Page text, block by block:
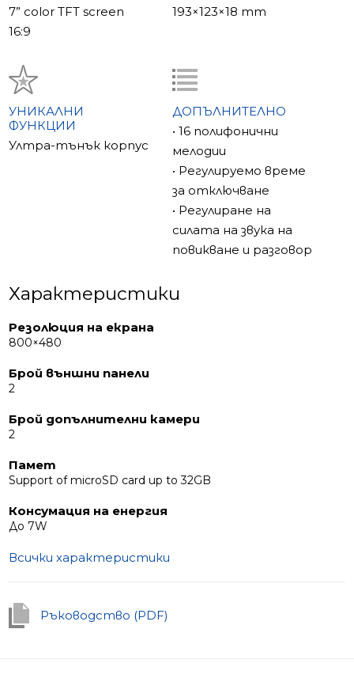
Съвместимост
SM-07M е съвместим с почти всички аналогови
стандарти.
7” color TFT screen
16:9
193×123×18 mm
УНИКАЛНИ
ФУНКЦИИ
Ултра-тънък корпус
ДОПЪЛНИТЕЛНО
• 16 полифонични
мелодии
• Регулируемо време
за отключване
• Регулиране на
силата на звука на
повикване и разговор
Характеристики
Резолюция на екрана
800×480
Брой външни панели
2
Брой допълнителни камери
2
Памет
Support of microSD card up to 32GB
Консумация на енергия
До 7W
Всички характеристики
Ръководство (PDF)